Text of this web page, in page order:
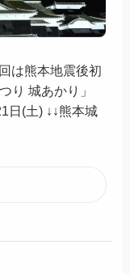
は熊本地震後初
り 城あかり」
日(土) ↓↓熊本城